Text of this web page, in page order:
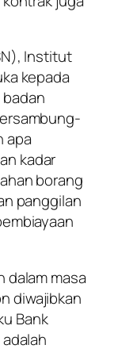
Institut
kepada
apa
kadar
borang
panggilan
dalam masa
diwajibkan
Bank